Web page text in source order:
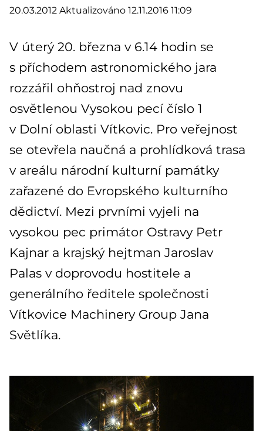
20.03.2012 Aktualizováno 12.11.2016 11:09
V úterý 20. března v 6.14 hodin se
s příchodem astronomického jara
rozzářil ohňostroj nad znovu
osvětlenou Vysokou pecí číslo 1
v Dolní oblasti Vítkovic. Pro veřejnost
se otevřela naučná a prohlídková trasa
v areálu národní kulturní památky
zařazené do Evropského kulturního
dědictví. Mezi prvními vyjeli na
vysokou pec primátor Ostravy Petr
Kajnar a krajský hejtman Jaroslav
Palas v doprovodu hostitele a
generálního ředitele společnosti
Vítkovice Machinery Group Jana
Světlíka.